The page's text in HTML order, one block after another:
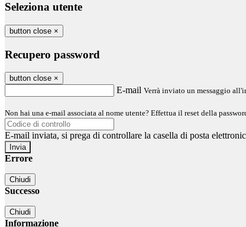
Seleziona utente
button close ×
Recupero password
button close ×
E-mail Verrà inviato un messaggio
Non hai una e-mail associata al nome utente? Effettua il reset della
E-mail inviata, si prega di controllare la casella di posta
Errore
Chiudi
Successo
Chiudi
Informazione